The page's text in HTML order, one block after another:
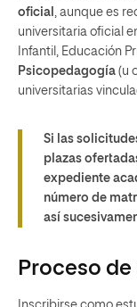
oficial , aunque es
universitaria oficial
Infantil, Educación
Psicopedagogía (u
universitarias
Si las
plazas
expediente
número de
así
Proceso